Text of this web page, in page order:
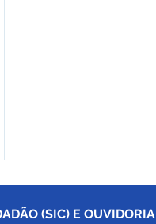
(SIC) E OUVIDORIA